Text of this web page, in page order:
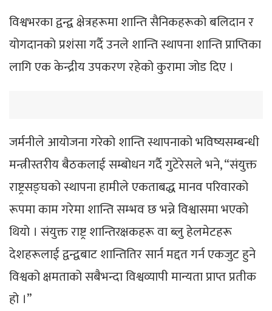
विश्वभरका द्वन्द्व क्षेत्रहरूमा शान्ति सैनिकहरूको बलिदान र
योगदानको प्रशंसा गर्दै उनले शान्ति स्थापना शान्ति प्राप्तिका
लागि एक केन्द्रीय उपकरण रहेको कुरामा जोड दिए ।
जर्मनीले आयोजना गरेको शान्ति स्थापनाको भविष्यसम्बन्धी
मन्त्रीस्तरीय बैठकलाई सम्बोधन गर्दै गुटेरेसले भने, “संयुक्त
राष्ट्रसङ्घको स्थापना हामीले एकताबद्ध मानव परिवारको
रूपमा काम गरेमा शान्ति सम्भव छ भन्ने विश्वासमा भएको
थियो । संयुक्त राष्ट्र शान्तिरक्षकहरू वा ब्लु हेलमेटहरू
देशहरूलाई द्वन्द्वबाट शान्तितिर सार्न मद्दत गर्न एकजुट हुने
विश्वको क्षमताको सबैभन्दा विश्वव्यापी मान्यता प्राप्त प्रतीक
हो ।”